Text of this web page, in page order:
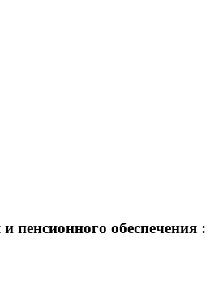
пенсионного обеспечения :